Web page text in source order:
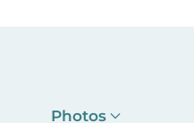
Photos